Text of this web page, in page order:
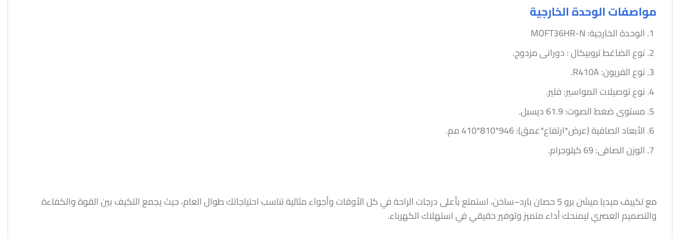
مواصفات الوحدة الخارجية
الوحدة الخارجية: MOFT36HR-N
نوع الضاغط تروبيكال : دورانى مزدوج.
نوع الفريون: R410A.
نوع توصيلات المواسير: فلير.
مستوى ضغط الصوت: 61.9 ديسبل.
الأبعاد الصافية (عرض*ارتفاع*عمق): 946*810*410 مم.
الوزن الصافى: 69 كيلوجرام.
مع تكييف ميديا ميشن برو 5 حصان بارد–ساخن، استمتع بأعلى درجات الراحة في كل الأوقات وأجواء مثالية تناسب احتياجاتك طوال العام، حيث يجمع التكيف بين القوة والكفاءة
والتصميم العصري ليمنحك أداء متميز وتوفير حقيقي في استهلاك الكهرباء.